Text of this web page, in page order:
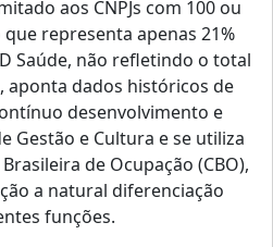
aos CNPJs com 100 ou
representa apenas 21%
Saúde, não refletindo o total
aponta dados históricos de
desenvolvimento e
Gestão e Cultura e se utiliza
de Ocupação (CBO),
a natural diferenciação
funções.